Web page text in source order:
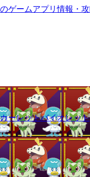
ーレットバイオレット